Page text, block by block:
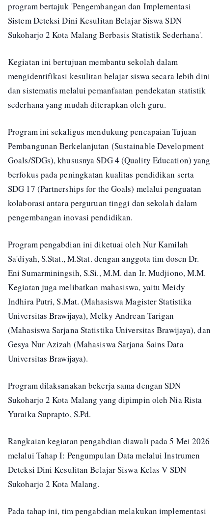
program bertajuk 'Pengembangan dan Implementasi
Sistem Deteksi Dini Kesulitan Belajar Siswa SDN
Sukoharjo 2 Kota Malang Berbasis Statistik Sederhana'.
Kegiatan ini bertujuan membantu sekolah dalam
mengidentifikasi kesulitan belajar siswa secara lebih dini
dan sistematis melalui pemanfaatan pendekatan statistik
sederhana yang mudah diterapkan oleh guru.
Program ini sekaligus mendukung pencapaian Tujuan
Pembangunan Berkelanjutan (Sustainable Development
Goals/SDGs), khususnya SDG 4 (Quality Education) yang
berfokus pada peningkatan kualitas pendidikan serta
SDG 17 (Partnerships for the Goals) melalui penguatan
kolaborasi antara perguruan tinggi dan sekolah dalam
pengembangan inovasi pendidikan.
Program pengabdian ini diketuai oleh Nur Kamilah
Sa'diyah, S.Stat., M.Stat. dengan anggota tim dosen Dr.
Eni Sumarminingsih, S.Si., M.M. dan Ir. Mudjiono, M.M.
Kegiatan juga melibatkan mahasiswa, yaitu Meidy
Indhira Putri, S.Mat. (Mahasiswa Magister Statistika
Universitas Brawijaya), Melky Andrean Tarigan
(Mahasiswa Sarjana Statistika Universitas Brawijaya), dan
Gesya Nur Azizah (Mahasiswa Sarjana Sains Data
Universitas Brawijaya).
Program dilaksanakan bekerja sama dengan SDN
Sukoharjo 2 Kota Malang yang dipimpin oleh Nia Rista
Yuraika Suprapto, S.Pd.
Rangkaian kegiatan pengabdian diawali pada 5 Mei 2026
melalui Tahap I: Pengumpulan Data melalui Instrumen
Deteksi Dini Kesulitan Belajar Siswa Kelas V SDN
Sukoharjo 2 Kota Malang.
Pada tahap ini, tim pengabdian melakukan implementasi